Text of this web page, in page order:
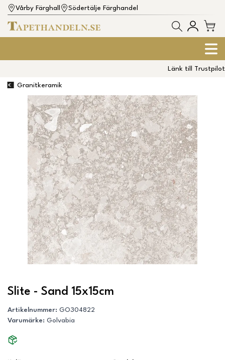
Vårby Färghall Södertälje Färghandel
Länk till Trustpilot
Granitkeramik
Slite - Sand 15x15cm
Artikelnummer: GO304822
Varumärke: Golvabia